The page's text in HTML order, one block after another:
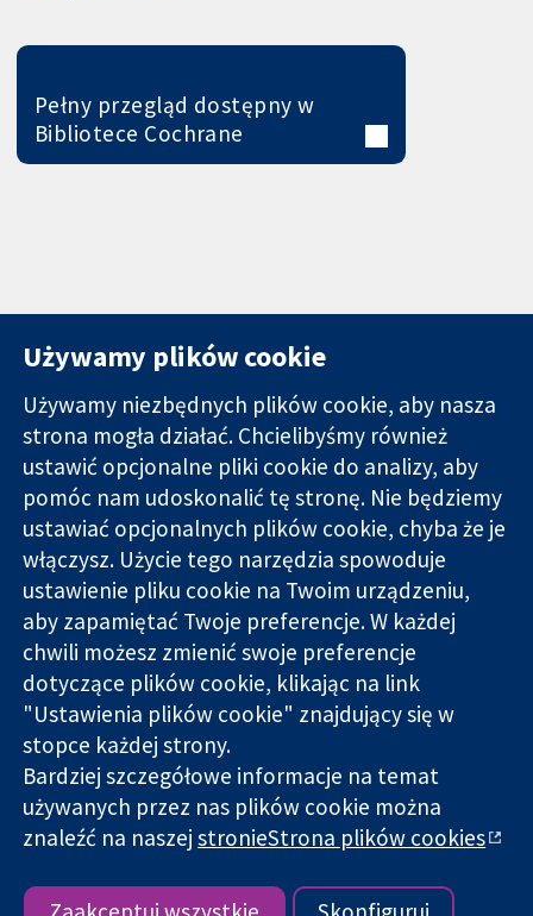
Pełny przegląd dostępny w
Bibliotece Cochrane
Wiarygodne dane
naukowe.
Świadome
decyzje.
Lepsze zdrowie.
11-13 Cavendish
Square
Londyn
W1G 0AN
Wielka Brytania
Kontakt
Nowości
Biuro
prasowe
O nas
Praca
Cochrane
Library
Cochrane Collaboration to organizacja charytatywna (nr
1045921) i spółka z ograniczoną odpowiedzialnością (nr
03044323) zarejestrowana w Anglii i Walii. Numer rejestracyjny
VAT GB 718
Copyright © 2026 The Cochrane Collaboration
Warunki korzystania ze strony internetowej|Informacje
prawne|Prywatność|Polityka plików cookies|Ustawienia
Używamy plików cookie
Używamy niezbędnych plików cookie, aby nasza
strona mogła działać. Chcielibyśmy również
ustawić opcjonalne pliki cookie do analizy, aby
pomóc nam udoskonalić tę stronę. Nie będziemy
ustawiać opcjonalnych plików cookie, chyba że je
włączysz. Użycie tego narzędzia spowoduje
ustawienie pliku cookie na Twoim urządzeniu,
aby zapamiętać Twoje preferencje. W każdej
chwili możesz zmienić swoje preferencje
dotyczące plików cookie, klikając na link
"Ustawienia plików cookie" znajdujący się w
stopce każdej strony.
Bardziej szczegółowe informacje na temat
używanych przez nas plików cookie można
znaleźć na naszejstronieStrona plików cookies